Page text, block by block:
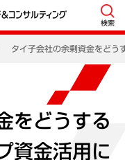
検索
タイ子会社の余剰資金をどう
をどうする
資金活用に